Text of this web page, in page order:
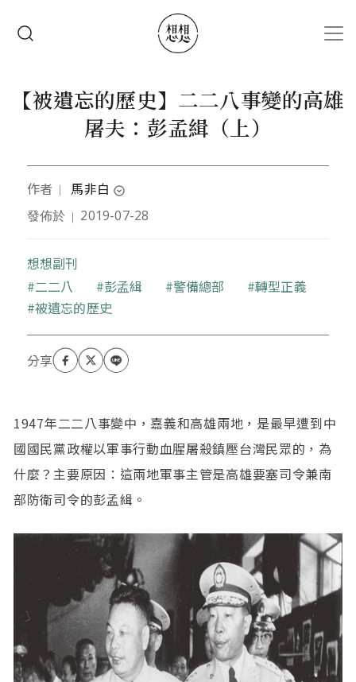
【被遺忘的歷史】二二八事變的高雄
屠夫：彭孟緝（上）
作者 ｜ 馬非白 expand_circle_down
資深新聞工作者，編著有《高雄市黨外風雲》、《近
發佈於 ｜ 2019-07-28
想想副刊
關鍵字
二二八 彭孟緝 警備總部
轉型正義
被遺忘的歷史
1947年二二八事變中，嘉義和高雄兩地，是最早遭到中
國國民黨政權以軍事行動血腥屠殺鎮壓台灣民眾的，為
什麼？主要原因：這兩地軍事主管是高雄要塞司令兼南
部防衛司令的彭孟緝。